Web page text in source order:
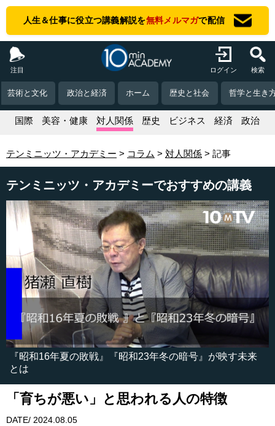
人生＆仕事に役立つ講義解説を無料メルマガで配信
注目 ログイン 検索
芸術と文化 政治と経済 ホーム 歴史と社会 哲学と生き
国際 美容・健康 対人関係 歴史 ビジネス 経済 政治
テンミニッツ・アカデミー コラム 対人関係 記事
テンミニッツ・アカデミーでおすすめの講義
『昭和16年夏の敗戦』『昭和23年冬の暗号』が映す未来
とは
「育ちが悪い」と思われる人の特徴
DATE/ 2024.08.05